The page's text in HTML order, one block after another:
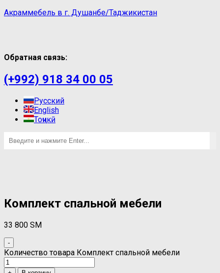
Акраммебель в г. Душанбе/Таджикистан
Обратная связь:
(+992) 918 34 00 05
Русский
English
Тоҷикӣ
Комплект спальной мебели
33 800 ЅМ
-
Количество товара Комплект спальной мебели